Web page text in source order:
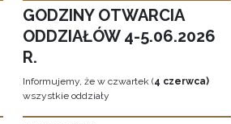
GODZINY OTWARCIA
ODDZIAŁÓW 4-5.06.2026
R.
Informujemy, że w czwartek (4 czerwca)
wszystkie oddziały